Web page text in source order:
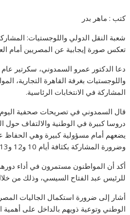
كتب : ماهر بدر
شعبة النقل الدولي واللوجستيات:
تعكس صورة إيجابية عن المصريين أمام
دعا الدكتور عمرو السمدوني، سكرتير
واللوجستيات بغرفة القاهرة التجارية،
المشاركة في الانتخابات الرئاسية.
قال السمدوني في تصريحات صحفية اليوم،
دروسا كبيرة في الوطنية والالتفاف حول
يضعهم أمام مسؤولية كبيرة وهي
وضرورة المشاركة بكثافة أيام 10 و12 و13 ديسمبر الجاري.
أكد أن المواطنون مستمرون في أداء
للرئيس عبد الفتاح السيسي، وذلك من
أشار إلى ضرورة استكمال الجاليات
الوطني وتوعية ذويهم بالداخل على أهمية